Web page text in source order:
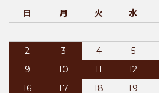
日
月 火 水
2
3 4 5
9
10 11 12
16
17 18 19